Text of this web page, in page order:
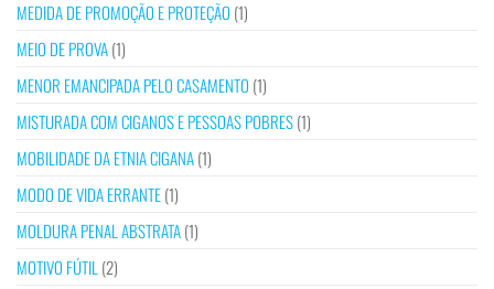
MEDIDA DE PROMOÇÃO E PROTEÇÃO (1)
MEIO DE PROVA(1)
MENOR EMANCIPADA PELO CASAMENTO (1)
MISTURADA COM CIGANOS E PESSOAS POBRES(1)
MOBILIDADE DA ETNIA CIGANA(1)
MODO DE VIDA ERRANTE(1)
MOLDURA PENAL ABSTRATA(1)
MOTIVO FÚTIL (2)